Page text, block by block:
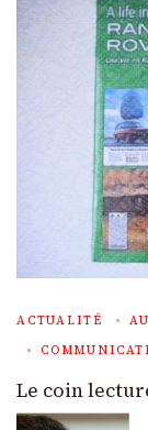
ACTUALITÉ
Le coin